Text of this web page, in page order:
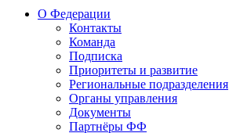
О Федерации
Контакты
Команда
Подписка
Приоритеты и развитие
Региональные подразделения
Органы управления
Документы
Партнёры ФФ